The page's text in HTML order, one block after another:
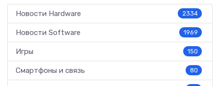
Новости Hardware 2334
Новости Software 1969
Игры 150
Смартфоны и связь 80